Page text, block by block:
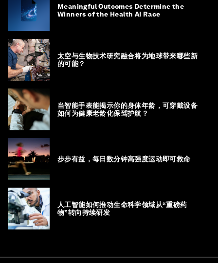
Meaningful Outcomes Determine the
Winners of the Health AI Race
太空与生物技术研究融合将为地球带来哪些新
的可能？
当智能手表能揭示你的身体年龄，可穿戴设备
如何为健康老龄化保驾护航？
步步有益，每日数分钟高强度运动即可救命
人工智能如何推动生命科学领域从“重磅药
物”转向持续研发